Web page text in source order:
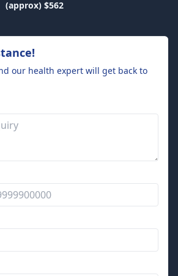
(approx) $562
our health expert will get back to